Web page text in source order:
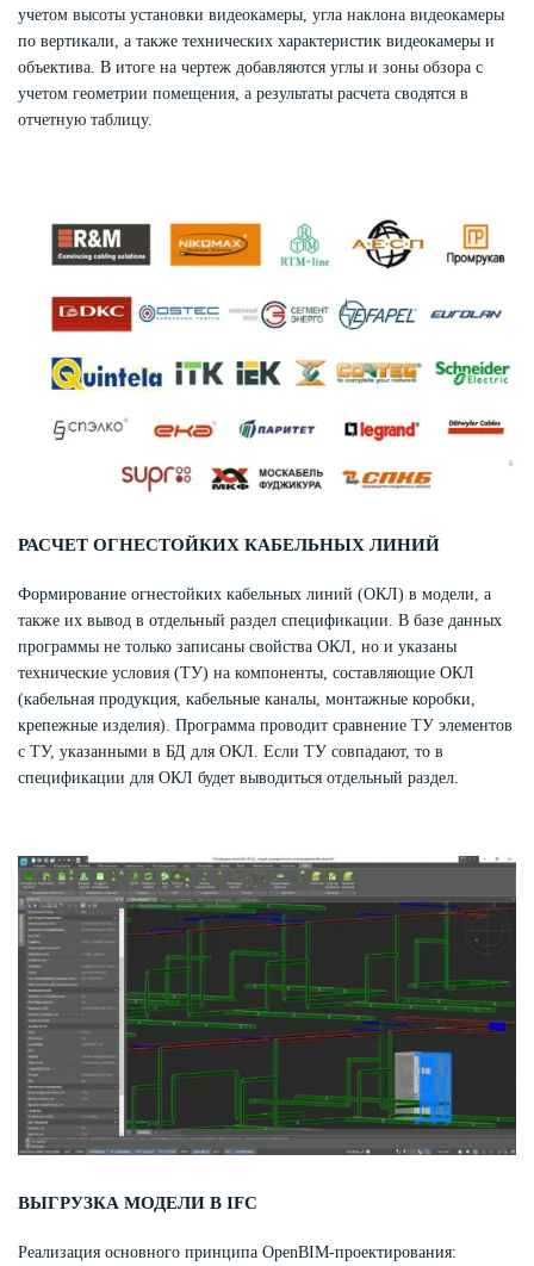
учетом высоты установки видеокамеры, угла наклона видеокамеры
по вертикали, а также технических характеристик видеокамеры и
объектива. В итоге на чертеж добавляются углы и зоны обзора с
учетом геометрии помещения, а результаты расчета сводятся в
отчетную таблицу.
РАСЧЕТ ОГНЕСТОЙКИХ КАБЕЛЬНЫХ ЛИНИЙ
Формирование огнестойких кабельных линий (ОКЛ) в модели, а
также их вывод в отдельный раздел спецификации. В базе данных
программы не только записаны свойства ОКЛ, но и указаны
технические условия (ТУ) на компоненты, составляющие ОКЛ
(кабельная продукция, кабельные каналы, монтажные коробки,
крепежные изделия). Программа проводит сравнение ТУ элементов
с ТУ, указанными в БД для ОКЛ. Если ТУ совпадают, то в
спецификации для ОКЛ будет выводиться отдельный раздел.
ВЫГРУЗКА МОДЕЛИ В IFC
Реализация основного принципа OpenBIM-проектирования: